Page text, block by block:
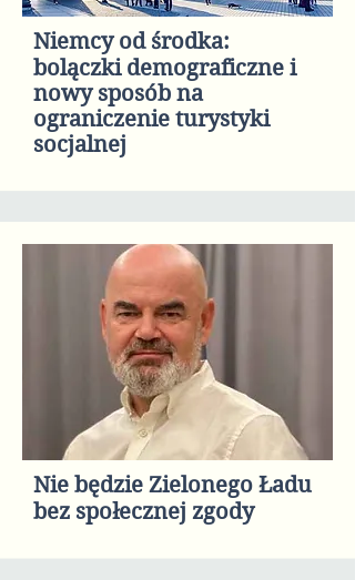
Niemcy od środka:
bolączki demograficzne i
nowy sposób na
ograniczenie turystyki
socjalnej
Nie będzie Zielonego Ładu
bez społecznej zgody